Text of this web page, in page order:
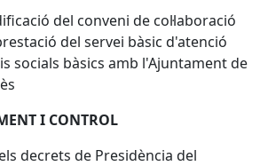
del conveni de col·laboració
del servei bàsic d'atenció
socials bàsics amb l'Ajuntament de
I CONTROL
decrets de Presidència del